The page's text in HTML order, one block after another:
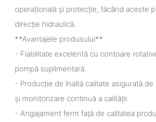
operațională și protecție, făcând aceste
direcție hidraulică.
**Avantajele produsului**
- Fiabilitate excelentă cu contoare
pompă suplimentară.
- Producție de înaltă calitate asigurată
și monitorizare continuă a calității.
- Angajament ferm față de calitatea